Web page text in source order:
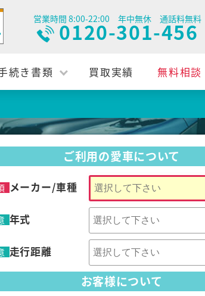
営業時間 8:00-22:00 年中無休 通話料無料
0120-301-456
続き書類 買取実績 無料相談
ご利用の愛車について
メーカー/車種
年式
走行距離
お客様について